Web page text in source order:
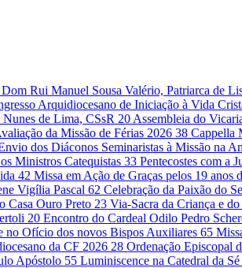
Rui Manuel Sousa Valério, Patriarca de
Arquidiocesano de Iniciação à Vida
de Lima, CSsR 20 Assembleia do
da Missão de Férias 2026 38 Cappella
dos Diáconos Seminaristas à Missão na
Ministros Catequistas 33 Pentecostes com a
42 Missa em Ação de Graças pelos 19 anos
Vigília Pascal 62 Celebração da Paixão do
Casa Ouro Preto 23 Via-Sacra da Criança e
20 Encontro do Cardeal Odilo Pedro
no Ofício dos novos Bispos Auxiliares 65
da CF 2026 28 Ordenação Episcopal
Apóstolo 55 Luminiscence na Catedral da Sé